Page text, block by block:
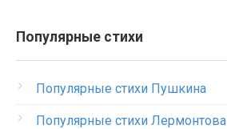
Популярные стихи
Популярные стихи Пушкина
Популярные стихи Лермонтова